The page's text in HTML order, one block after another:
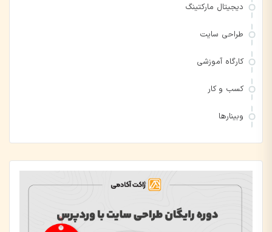
دیجیتال مارکتینگ
طراحی سایت
کارگاه آموزشی
کسب و کار
وبینارها